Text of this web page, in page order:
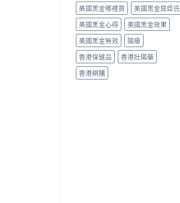
美國黑金哪裡買
美國黑金屈臣氏
美國黑金心得
美國黑金效果
美國黑金無效
陽痿
香港保健品
香港壯陽藥
香港網購